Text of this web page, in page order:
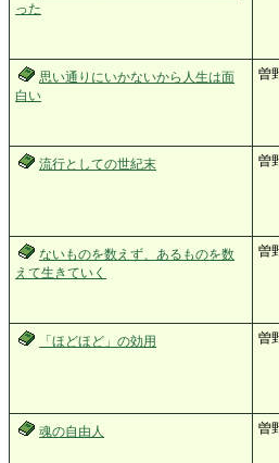
った
思い通りにいかないから人生は面
白い
曽
流行としての世紀末 曽
ないものを数えず、あるものを数
えて生きていく
曽
「ほどほど」の効用 曽
魂の自由人 曽